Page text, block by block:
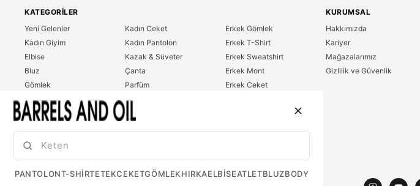
KATEGORILER
Yeni Gelenler
Kadın Giyim
Elbise
Bluz
Gömlek
T-Shirt
Sweatshirt
Kadın Ceket
Kadın Pantolon
Kazak & Süveter
Çanta
Parfüm
Erkek Giyim
Erkek Gömlek
Erkek T-Shirt
Erkek Sweatshirt
Erkek Mont
Erkek Ceket
KURUMSAL
Hakkımızda
Kariyer
Mağazalarımız
Gizlilik ve Güvenlik
PANTOLONT-SHIRTETEKCEKETGÖMLEKHIRKAELBISEATLETBLUZBODY